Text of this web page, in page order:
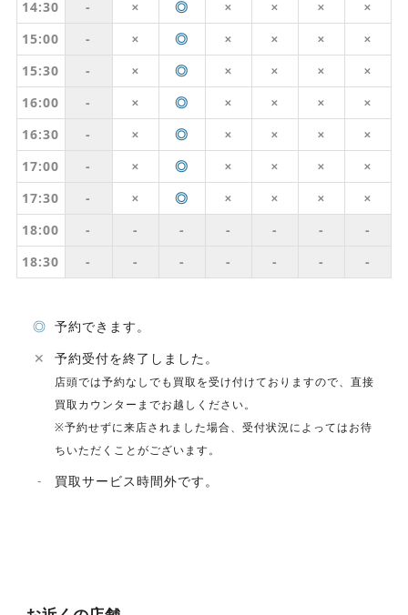
14:30 - ✕ ◎ ✕ ✕ ✕ ✕
15:00 - ✕ ◎ ✕ ✕ ✕ ✕
15:30 - ✕ ◎ ✕ ✕ ✕ ✕
16:00 - ✕ ◎ ✕ ✕ ✕ ✕
16:30 - ✕ ◎ ✕ ✕ ✕ ✕
17:00 - ✕ ◎ ✕ ✕ ✕ ✕
17:30 - ✕ ◎ ✕ ✕ ✕ ✕
18:00 - - - - - -
-
18:30
- - - - - - -
◎ 予約できます。
✕
予約受付を終了しました。
店頭では予約なしでも買取を受け付けておりますので、直接
買取カウンターまでお越しください。
※予約せずに来店されました場合、受付状況によってはお待
ちいただくことがございます。
- 買取サービス時間外です。